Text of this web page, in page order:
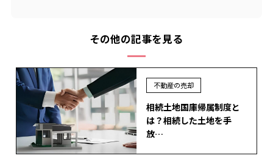
その他の記事を見る
不動産の売却
相続土地国庫帰属制度と
は？相続した土地を手
放…